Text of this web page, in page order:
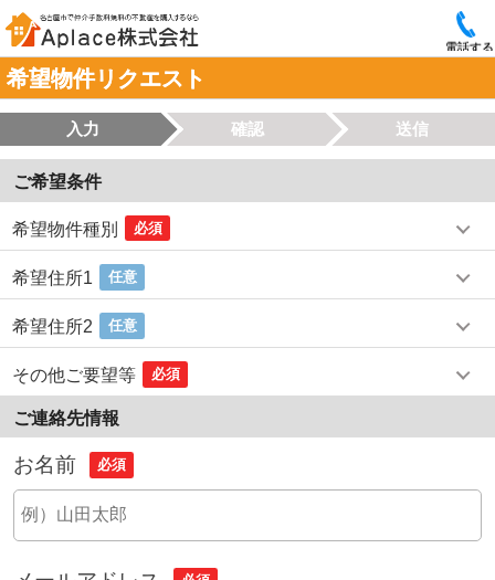
電話する
希望物件リクエスト
入力 確認 送信
ご希望条件
希望物件種別 必須
希望住所1 任意
希望住所2 任意
その他ご要望等 必須
ご連絡先情報
お名前 必須